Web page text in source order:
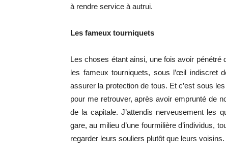
à rendre service à autrui.
Les fameux tourniquets
Les choses étant ainsi, une fois avoir
les fameux tourniquets, sous l’œil indiscret
assurer la protection de tous. Et c’est sous
pour me retrouver, après avoir emprunté de
de la capitale. J’attendis nerveusement les
gare, au milieu d’une fourmilière d’individus,
regarder leurs souliers plutôt que leurs